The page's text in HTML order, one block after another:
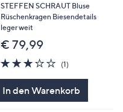
STEFFEN SCHRAUT Bluse
Rüschenkragen Biesendetails
leger weit
€ 79,99
3.0
von
(1)1
In den Warenkorb